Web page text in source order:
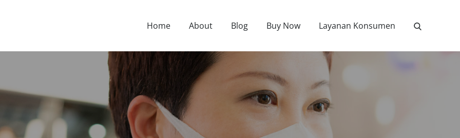
NUTRITION TIPS, HEALTH NEWS, AND MORE.
Home About Blog Buy Now Layanan Konsumen